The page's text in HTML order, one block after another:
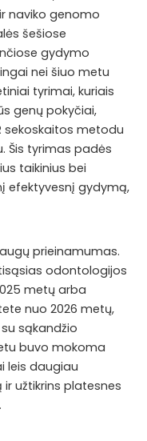
naviko genomo
šešiose
gydymo
nei šiuo metu
tyrimai, kuriais
genų pokyčiai,
sekoskaitos metodu
Šis tyrimas padės
taikinius bei
efektyvesnį gydymą,
prieinamumas.
odontologijos
metų arba
nuo 2026 metų,
sąkandžio
buvo mokoma
leis daugiau
užtikrins platesnes